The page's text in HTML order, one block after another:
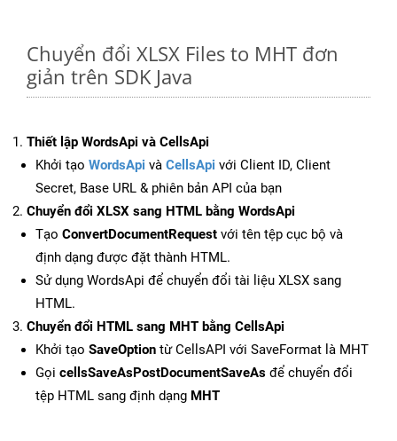
Chuyển đổi XLSX Files to MHT đơn
giản trên SDK Java
Thiết lập WordsApi và CellsApi
Khởi tạo WordsApi và CellsApi với Client ID, Client
Secret, Base URL & phiên bản API của bạn
Chuyển đổi XLSX sang HTML bằng WordsApi
Tạo ConvertDocumentRequest với tên tệp cục bộ và
định dạng được đặt thành HTML.
Sử dụng WordsApi để chuyển đổi tài liệu XLSX sang
HTML.
Chuyển đổi HTML sang MHT bằng CellsApi
Khởi tạo SaveOption từ CellsAPI với SaveFormat là MHT
Gọi cellsSaveAsPostDocumentSaveAs để chuyển đổi
tệp HTML sang định dạng MHT